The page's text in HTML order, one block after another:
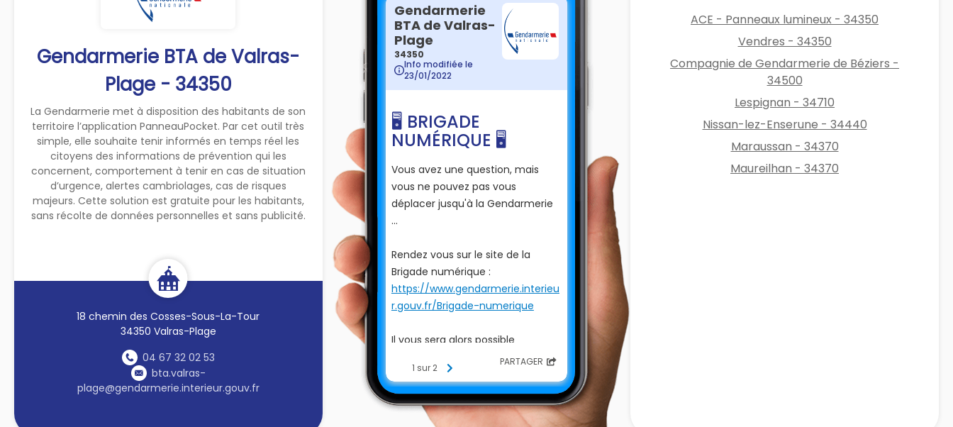
Gendarmerie BTA de Valras-
Plage - 34350
La Gendarmerie met à disposition des habitants de son
territoire l’application PanneauPocket. Par cet outil très
simple, elle souhaite tenir informés en temps réel les
citoyens des informations de prévention qui les
concernent, comportement à tenir en cas de situation
d’urgence, alertes cambriolages, cas de risques
majeurs. Cette solution est gratuite pour les habitants,
sans récolte de données personnelles et sans publicité.
18 chemin des Cosses-Sous-La-Tour
34350 Valras-Plage
04 67 32 02 53
bta.valras-
plage@gendarmerie.interieur.gouv.fr
Gendarmerie
BTA de Valras-
Plage
34350
Info modifiée le
23/01/2022
🖥 BRIGADE
NUMÉRIQUE 🖥
Vous avez une question, mais
vous ne pouvez pas vous
déplacer jusqu'à la Gendarmerie
...
Rendez vous sur le site de la
Brigade numérique :
https://www.gendarmerie.interieu
r.gouv.fr/Brigade-numerique
Il vous sera alors possible
d'échanger avec un gendarme
par messagerie instantanée
1 sur 2 PARTAGER
ACE - Panneaux lumineux - 34350
Vendres - 34350
Compagnie de Gendarmerie de Béziers -
34500
Lespignan - 34710
Nissan-lez-Enserune - 34440
Maraussan - 34370
Maureilhan - 34370